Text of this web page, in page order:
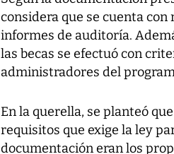
considera que se cuenta
informes de auditoría.
las becas se efectuó con
administradores del
En la querella, se planteó
requisitos que exige la ley
documentación eran los